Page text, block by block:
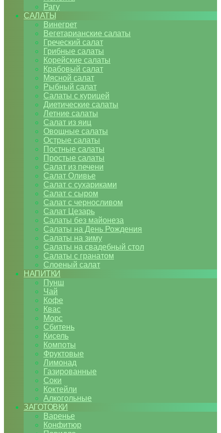
Рагу
САЛАТЫ
Винегрет
Вегетарианские салаты
Греческий салат
Грибные салаты
Корейские салаты
Крабовый салат
Мясной салат
Рыбный салат
Салаты с курицей
Диетические салаты
Летние салаты
Салат из яиц
Овощные салаты
Острые салаты
Постные салаты
Простые салаты
Салат из печени
Салат Оливье
Салат с сухариками
Салат с сыром
Салат с черносливом
Салат Цезарь
Салаты без майонеза
Салаты на День Рождения
Салаты на зиму
Салаты на свадебный стол
Салаты с гранатом
Слоеный салат
НАПИТКИ
Пунш
Чай
Кофе
Квас
Морс
Сбитень
Кисель
Компоты
Фруктовые
Лимонад
Газированные
Соки
Коктейли
Алкогольные
ЗАГОТОВКИ
Варенье
Конфитюр